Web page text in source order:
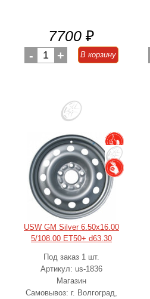
7700 ₽
- 1 + В корзину
USW GM Silver 6.50x16.00
5/108.00 ET50+ d63.30
Под заказ 1 шт.
Артикул: us-1836
Магазин
Самовывоз: г. Волгоград,